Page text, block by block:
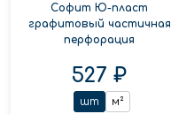
Софит Ю-пласт
графитовый частичная
перфорация
527 ₽
шт м²